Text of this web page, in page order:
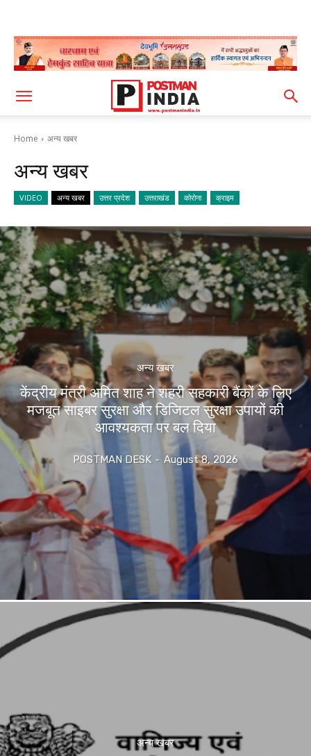
Home अन्य खबर
अन्य खबर
VIDEO अन्य खबर उत्तर प्रदेश उत्तराखंड कोरोना क्राइम
अन्य खबर
केंद्रीय मंत्री अमित शाह ने शहरी सहकारी बैंकों के लिए
मजबूत साइबर सुरक्षा और डिजिटल सुरक्षा उपायों की
आवश्यकता पर बल दिया
POSTMAN DESK - August 8, 2026
अन्य खबर